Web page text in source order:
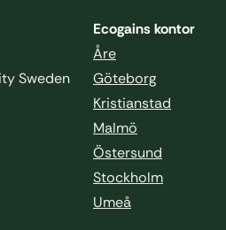
Sweden
Ecogains kontor
Åre
Göteborg
Kristianstad
Malmö
Östersund
Stockholm
Umeå